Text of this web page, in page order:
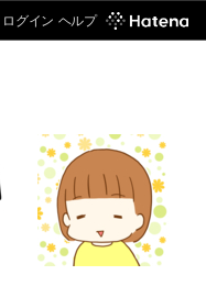
ログイン ヘルプ